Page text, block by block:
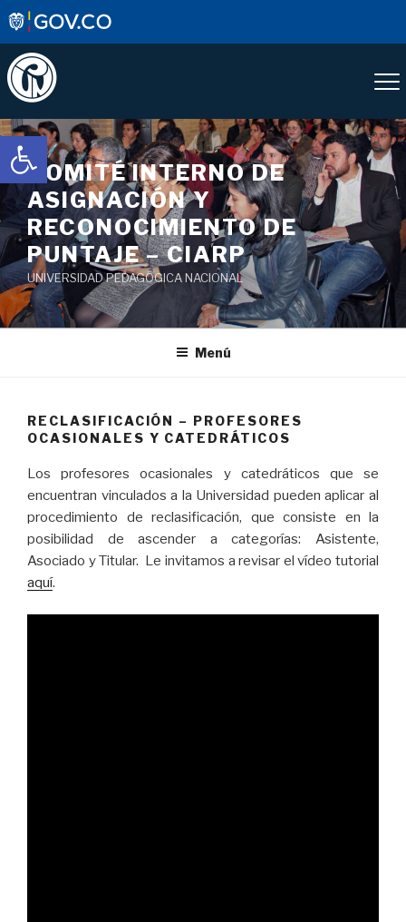
Abrir barra de herramientas
Saltar
contenido
COMITÉ INTERNO DE
ASIGNACIÓN Y
RECONOCIMIENTO DE
PUNTAJE – CIARP
UNIVERSIDAD PEDAGÓGICA NACIONAL
Menú
RECLASIFICACIÓN – PROFESORES
OCASIONALES Y CATEDRÁTICOS
Los profesores ocasionales y catedráticos que se
encuentran vinculados a la Universidad pueden aplicar al
procedimiento de reclasificación, que consiste en la
posibilidad de ascender a categorías: Asistente,
Asociado y Titular. Le invitamos a revisar el vídeo tutorial
aquí.